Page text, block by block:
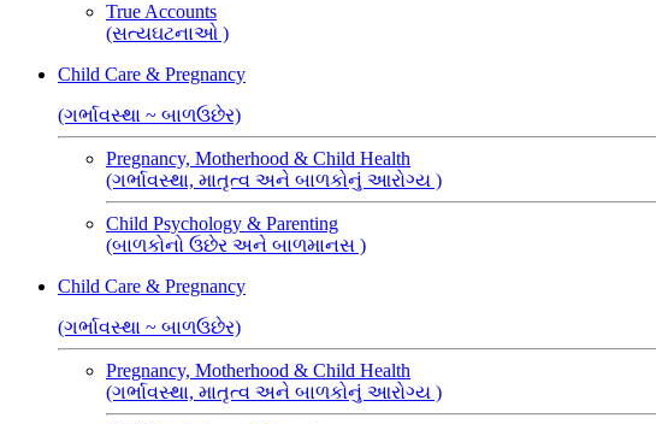
True Accounts
(સત્યઘટનાઓ )
Child Care & Pregnancy
(ગર્ભાવસ્થા ~ બાળઉછેર)
Pregnancy, Motherhood & Child Health
(ગર્ભાવસ્થા, માતૃત્વ અને બાળકોનું આરોગ્ય )
Child Psychology & Parenting
(બાળકોનો ઉછેર અને બાળમાનસ )
Child Care & Pregnancy
(ગર્ભાવસ્થા ~ બાળઉછેર)
Pregnancy, Motherhood & Child Health
(ગર્ભાવસ્થા, માતૃત્વ અને બાળકોનું આરોગ્ય )